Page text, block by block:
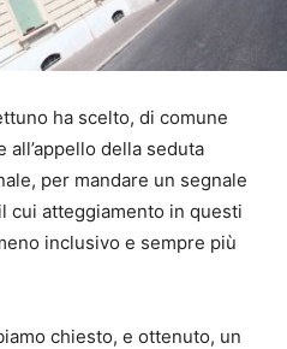
ha scelto, di comune
della seduta
per mandare un segnale
cui atteggiamento in questi
inclusivo e sempre più
chiesto, e ottenuto, un